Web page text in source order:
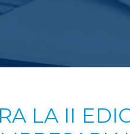
LA II